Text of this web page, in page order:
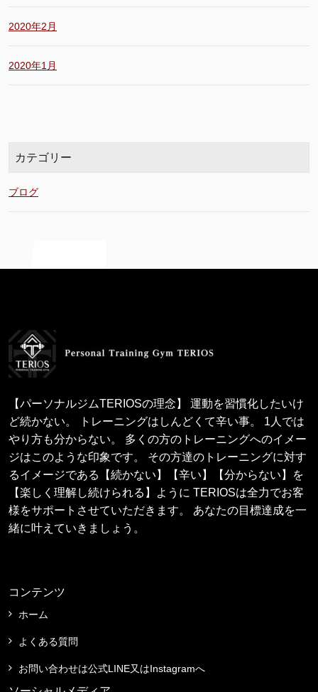
2020年2月
2020年1月
カテゴリー
ブログ
【パーソナルジムTERIOSの理念】 運動を習慣化したいけ
ど続かない。 トレーニングはしんどくて辛い事。 1人では
やり方も分からない。 多くの方のトレーニングへのイメー
ジはこのような印象です。 その方達のトレーニングに対す
るイメージである【続かない】【辛い】【分からない】を
【楽しく理解し続けられる】ように TERIOSは全力でお客
様をサポートさせていただきます。 あなたの目標達成を一
緒に叶えていきましょう。
コンテンツ
ホーム
よくある質問
お問い合わせは公式LINE又はInstagramへ